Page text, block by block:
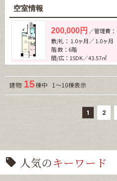
空室情報
200,000円 ／管理費：
敷/礼： 1.0ヶ月／ 1.0ヶ月
階 数：6階
間/広：1SDK／43.57㎡
建物 15棟中 1～10棟表示
1 2
人気のキーワード